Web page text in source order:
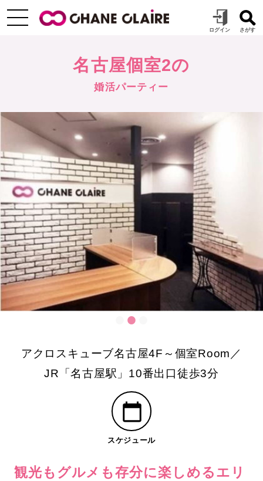
名古屋個室2の
婚活パーティー
アクロスキューブ名古屋4F～個室Room／
JR「名古屋駅」10番出口徒歩3分
スケジュール
観光もグルメも存分に楽しめるエリ